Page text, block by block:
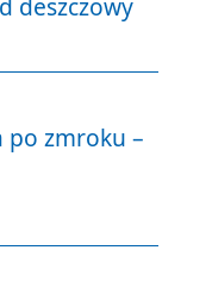
deszczowy
po zmroku –